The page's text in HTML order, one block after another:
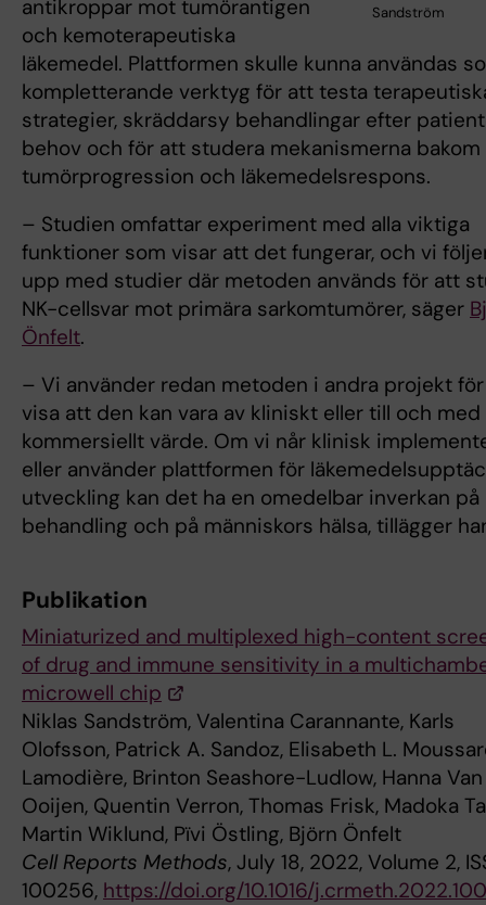
Sandström
antikroppar mot tumörantigen
och kemoterapeutiska
läkemedel. Plattformen skulle kunna användas
kompletterande verktyg för att testa
strategier, skräddarsy behandlingar efter
behov och för att studera mekanismerna bakom
tumörprogression och läkemedelsrespons.
– Studien omfattar experiment med alla viktiga
funktioner som visar att det fungerar, och vi
upp med studier där metoden används för att
NK-cellsvar mot primära sarkomtumörer, säger
Önfelt.
– Vi använder redan metoden i andra projekt
visa att den kan vara av kliniskt eller till och med
kommersiellt värde. Om vi når klinisk
eller använder plattformen för
utveckling kan det ha en omedelbar inverkan på
behandling och på människors hälsa, tillägger
Publikation
Miniaturized and multiplexed high-content
of drug and immune sensitivity in a
microwell chip
Niklas Sandström, Valentina Carannante, Karls
Olofsson, Patrick A. Sandoz, Elisabeth L.
Lamodière, Brinton Seashore-Ludlow, Hanna Van
Ooijen, Quentin Verron, Thomas Frisk, Madoka
Martin Wiklund, Pïvi Östling, Björn Önfelt
Cell Reports Methods, July 18, 2022, Volume 2,
100256, https://doi.org/10.1016/